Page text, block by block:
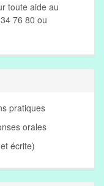
toute aide au
76 80 ou
pratiques
orales
écrite)